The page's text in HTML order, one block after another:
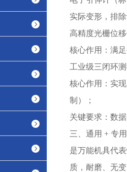
实际变形，排
高精度光栅位
核心作用：满
工业级三闭环
核心作用：实
制）；
关键要求：数
三、通用 + 专
是万能机具代
质，耐磨、无